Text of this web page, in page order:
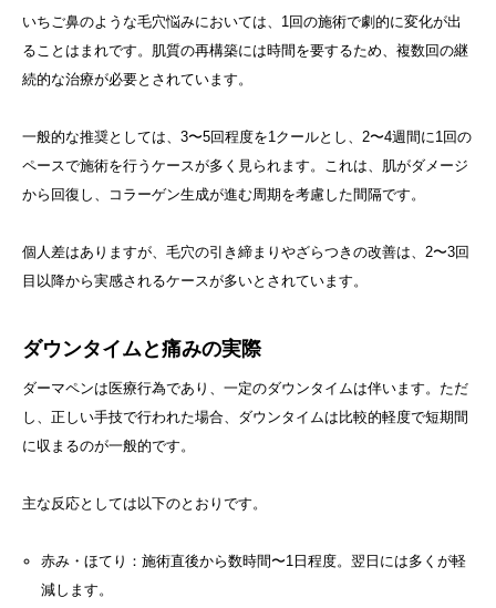
いちご鼻のような毛穴悩みにおいては、1回の施術で劇的に変化が出
ることはまれです。肌質の再構築には時間を要するため、複数回の継
続的な治療が必要とされています。
一般的な推奨としては、3〜5回程度を1クールとし、2〜4週間に1回の
ペースで施術を行うケースが多く見られます。これは、肌がダメージ
から回復し、コラーゲン生成が進む周期を考慮した間隔です。
個人差はありますが、毛穴の引き締まりやざらつきの改善は、2〜3回
目以降から実感されるケースが多いとされています。
ダウンタイムと痛みの実際
ダーマペンは医療行為であり、一定のダウンタイムは伴います。ただ
し、正しい手技で行われた場合、ダウンタイムは比較的軽度で短期間
に収まるのが一般的です。
主な反応としては以下のとおりです。
赤み・ほてり：施術直後から数時間〜1日程度。翌日には多くが軽
減します。